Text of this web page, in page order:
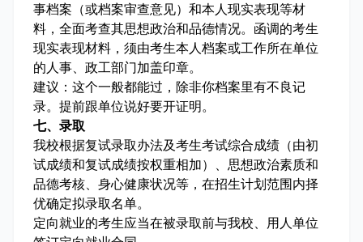
事档案（或档案审查意见）和本人现实表现等材
料，全面考查其思想政治和品德情况。函调的考生
现实表现材料，须由考生本人档案或工作所在单位
的人事、政工部门加盖印章。
建议：这个一般都能过，除非你档案里有不良记
录。提前跟单位说好要开证明。
七、录取
我校根据复试录取办法及考生考试综合成绩（由初
试成绩和复试成绩按权重相加）、思想政治素质和
品德考核、身心健康状况等，在招生计划范围内择
优确定拟录取名单。
定向就业的考生应当在被录取前与我校、用人单位